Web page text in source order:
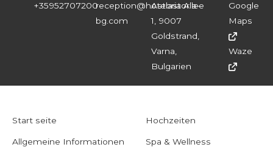
+35952707200reception@hotelastoria-
bg.com
Astoria Allee
1, 9007
Goldstrand,
Varna,
Bulgarien
Google
Maps
Waze
Start seite
Allgemeine Informationen
Hochzeiten
Spa & Wellness